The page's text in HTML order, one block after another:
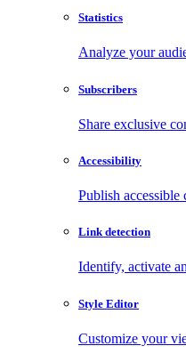
Statistics
Analyze your
Subscribers
Share exclusive
Accessibility
Publish accessible
Link detection
Identify, activate
Style Editor
Customize your